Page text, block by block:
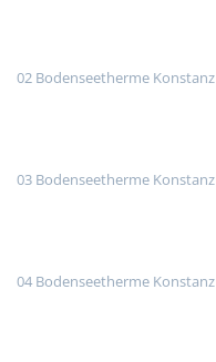
02 Bodenseetherme Konstanz
03 Bodenseetherme Konstanz
04 Bodenseetherme Konstanz